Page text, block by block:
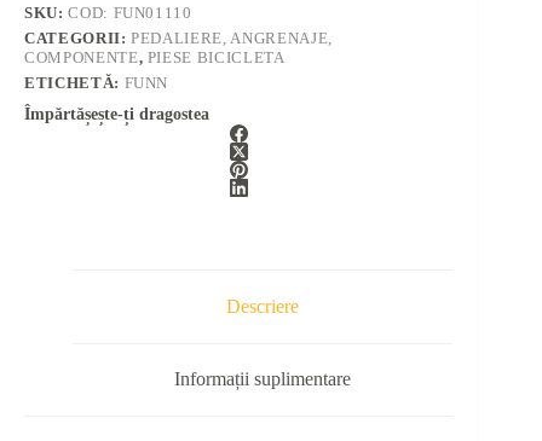
SKU:COD: FUN01110
CATEGORII:PEDALIERE, ANGRENAJE,
COMPONENTE, PIESE BICICLETA
ETICHETĂ: FUNN
Împărtășește-ți dragostea
Descriere
Informații suplimentare